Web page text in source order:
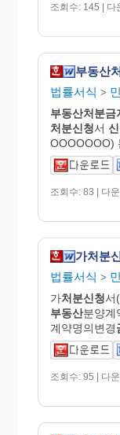
조회수: 145 | 다
부동산
법률서식 >
부동산처분금
처분신청서
OOOOOOO)
조회수: 83 | 다
가처분
법률서식 >
가처분신청서(
부동산분양계
계약명의변경
조회수: 95 | 다